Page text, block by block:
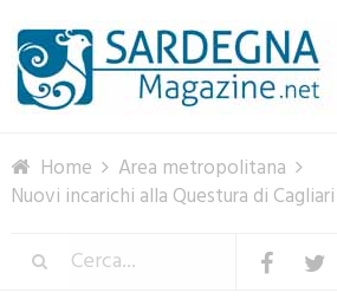
Home
Area metropolitana
Nuovi incarichi alla Questura di Cagliari